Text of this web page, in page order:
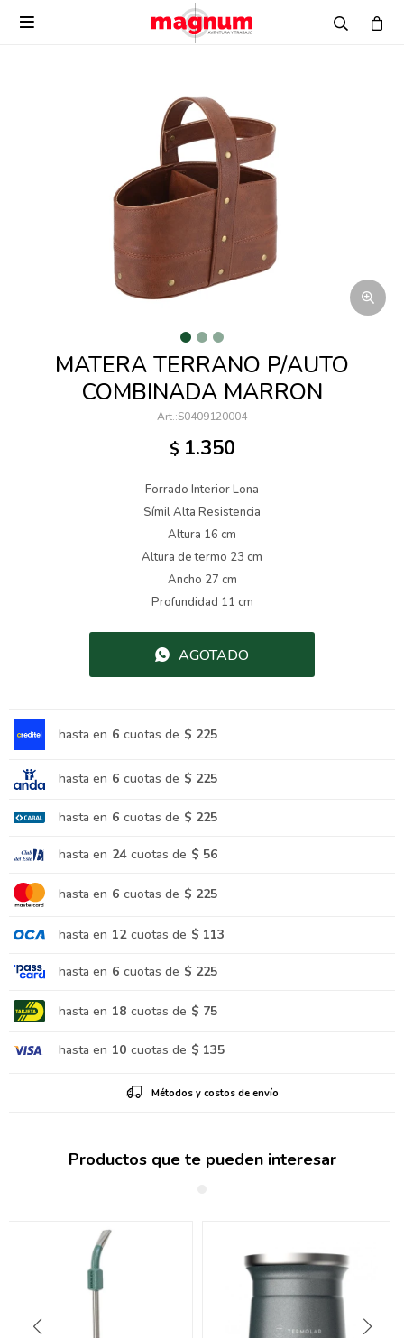

MATERA TERRANO P/AUTO
COMBINADA MARRON
S0409120004
$ 1.350
Forrado Interior Lona
Símil Alta Resistencia
Altura 16 cm
Altura de termo 23 cm
Ancho 27 cm
Profundidad 11 cm
AGOTADO
hasta en 6 cuotas de $ 225
hasta en 6 cuotas de $ 225
hasta en 6 cuotas de $ 225
hasta en 24 cuotas de $ 56
hasta en 6 cuotas de $ 225
hasta en 12 cuotas de $ 113
hasta en 6 cuotas de $ 225
hasta en 18 cuotas de $ 75
hasta en 10 cuotas de $ 135
Métodos y costos de envío
Productos que te pueden interesar